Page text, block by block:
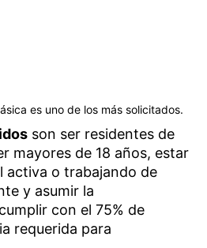
es uno de los más solicitados.
son ser residentes de
mayores de 18 años, estar
activa o trabajando de
y asumir la
con el 75% de
requerida para